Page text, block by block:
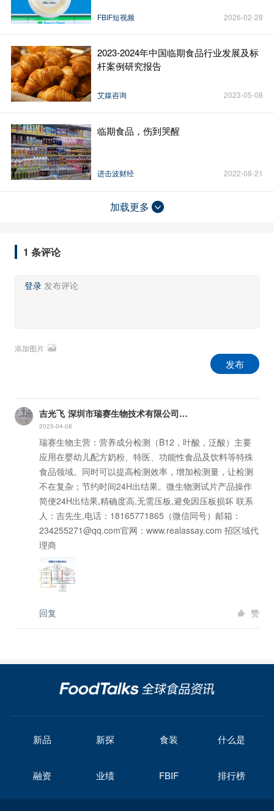
FBIF短视频 2026-02-28
2023-2024年中国临期食品行业发展及标
杆案例研究报告
艾媒咨询 2023-05-08
临期食品，伤到哭醒
进击波财经 2022-08-21
加载更多
1 条评论
登录 发布评论
添加图片
发布
吉光飞 深圳市瑞赛生物技术有限公司 -
2025-04-08
瑞赛生物主营：营养成分检测（B12，叶酸，泛酸）主要
应用在婴幼儿配方奶粉、特医、功能性食品及饮料等特殊
食品领域。同时可以提高检测效率，增加检测量，让检测
不在复杂；节约时间24H出结果。微生物测试片产品操作
简便24H出结果,精确度高,无需压板,避免因压板损坏 联系
人：吉先生,电话：18165771865（微信同号）邮箱：
234255271@qq.com官网：www.realassay.com 招区域代
理商
回复 赞
新品 新探 食装 什么是
融资 业绩 FBIF 排行榜